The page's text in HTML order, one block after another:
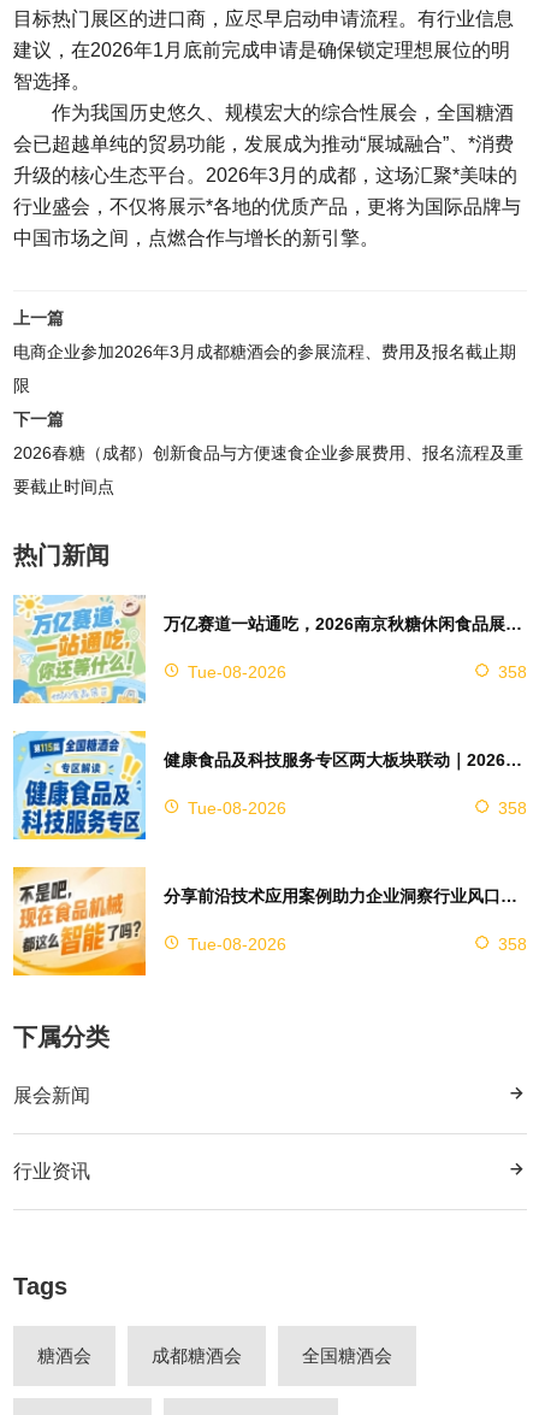
目标热门展区的进口商，应尽早启动申请流程。有行业信息
建议，在2026年1月底前完成申请是确保锁定理想展位的明
智选择。
作为我国历史悠久、规模宏大的综合性展会， 全国糖酒
会已超越单纯的贸易功能，发展成为推动“展城融合”、*消费
升级的核心生态平台。2026年3月的成都，这场汇聚*美味的
行业盛会，不仅将展示*各地的优质产品，更将为国际品牌与
中国市场之间，点燃合作与增长的新引擎。
上一篇
电商企业参加2026年3月成都糖酒会的参展流程、费用及报名截止期
限
下一篇
2026春糖（成都）创新食品与方便速食企业参展费用、报名流程及重
要截止时间点
热门新闻
万亿赛道一站通吃，2026南京秋糖休闲食品展区4万㎡超大展馆等你来占位
Tue-08-2026 358
健康食品及科技服务专区两大板块联动｜2026南京秋糖实现双向赋能助力企业对接技术资源
Tue-08-2026 358
分享前沿技术应用案例助力企业洞察行业风口，2026南京秋糖9号馆赋能创新
Tue-08-2026 358
下属分类
展会新闻
行业资讯
Tags
糖酒会 成都糖酒会 全国糖酒会